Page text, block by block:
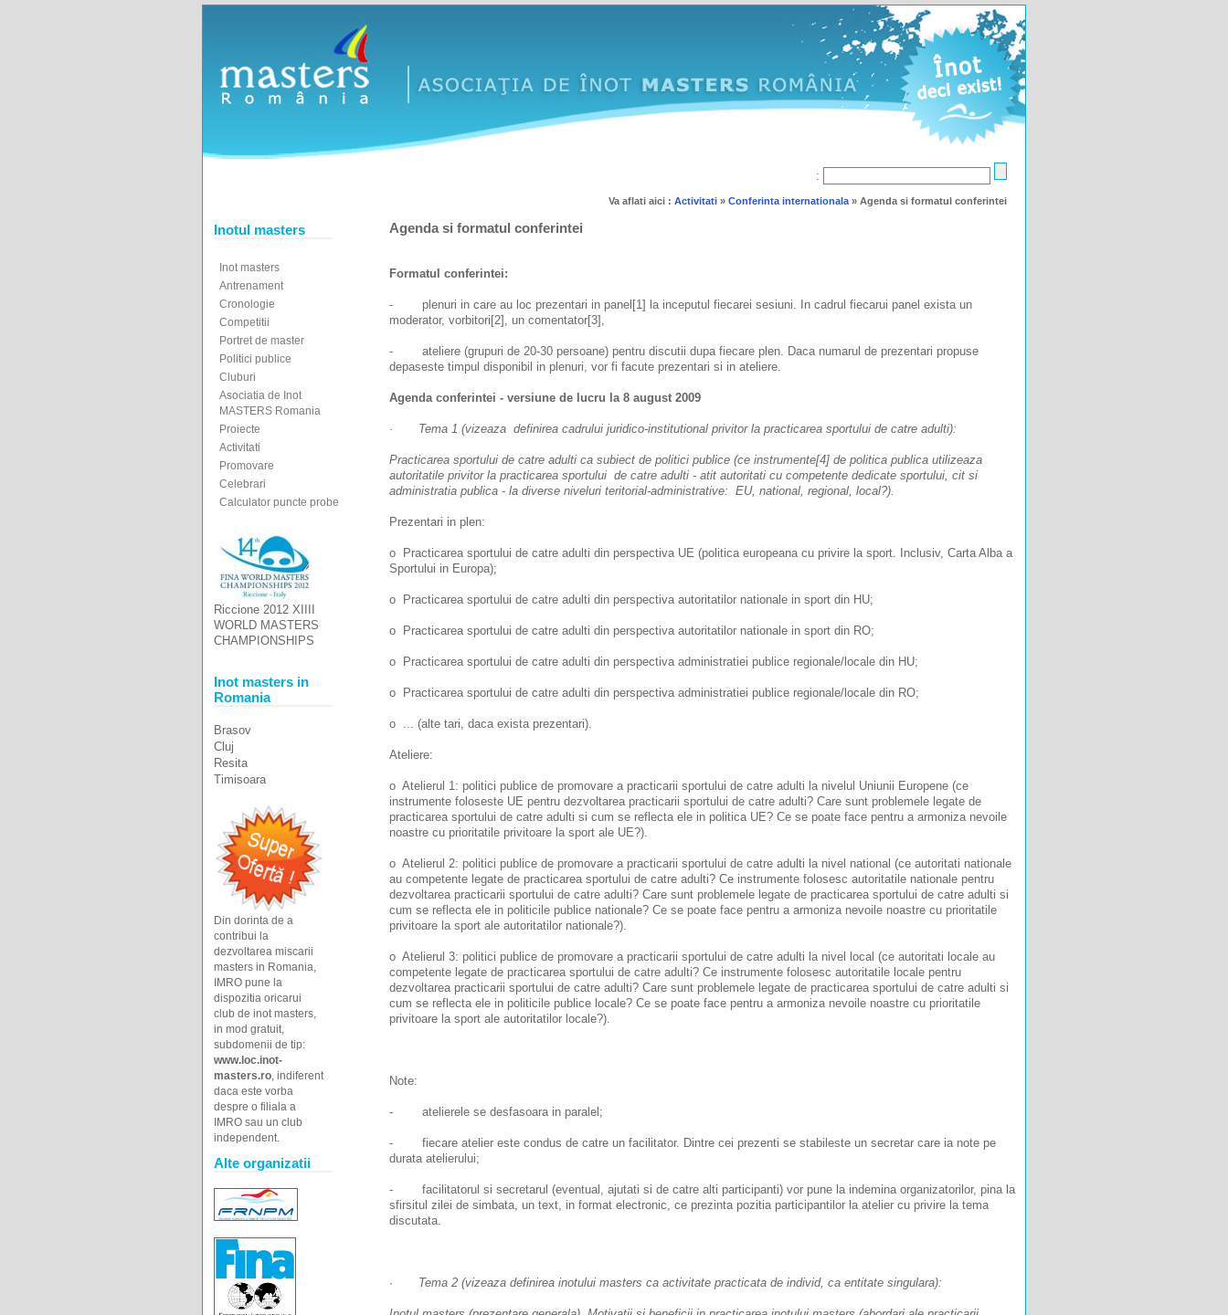
:
Va aflati aici : Activitati » Conferinta internationala » Agenda si formatul conferintei
Inotul masters
Inot masters
Antrenament
Cronologie
Competitii
Portret de master
Politici publice
Cluburi
Asociatia de Inot
MASTERS Romania
Proiecte
Activitati
Promovare
Celebrari
Calculator puncte probe
Riccione 2012 XIIII
WORLD MASTERS
CHAMPIONSHIPS
Inot masters in
Romania
Brasov
Cluj
Resita
Timisoara
Din dorinta de a
contribui la
dezvoltarea miscarii
masters in Romania,
IMRO pune la
dispozitia oricarui
club de inot masters,
in mod gratuit,
subdomenii de tip:
www.loc.inot-
masters.ro , indiferent
daca este vorba
despre o filiala a
IMRO sau un club
independent.
Alte organizatii
Agenda si formatul conferintei
Formatul conferintei:
- plenuri in care au loc prezentari in panel[1] la inceputul fiecarei sesiuni. In cadrul fiecarui panel exista un
moderator, vorbitori[2], un comentator[3],
- ateliere (grupuri de 20-30 persoane) pentru discutii dupa fiecare plen. Daca numarul de prezentari propuse
depaseste timpul disponibil in plenuri, vor fi facute prezentari si in ateliere.
Agenda conferintei - versiune de lucru la 8 august 2009
· Tema 1 (vizeaza definirea cadrului juridico-institutional privitor la practicarea sportului de catre adulti):
Practicarea sportului de catre adulti ca subiect de politici publice (ce instrumente[4] de politica publica utilizeaza
autoritatile privitor la practicarea sportului de catre adulti - atit autoritati cu competente dedicate sportului, cit si
administratia publica - la diverse niveluri teritorial-administrative: EU, national, regional, local?).
Prezentari in plen:
o Practicarea sportului de catre adulti din perspectiva UE (politica europeana cu privire la sport. Inclusiv, Carta Alba a
Sportului in Europa);
o Practicarea sportului de catre adulti din perspectiva autoritatilor nationale in sport din HU;
o Practicarea sportului de catre adulti din perspectiva autoritatilor nationale in sport din RO;
o Practicarea sportului de catre adulti din perspectiva administratiei publice regionale/locale din HU;
o Practicarea sportului de catre adulti din perspectiva administratiei publice regionale/locale din RO;
o ... (alte tari, daca exista prezentari).
Ateliere:
o Atelierul 1: politici publice de promovare a practicarii sportului de catre adulti la nivelul Uniunii Europene (ce
instrumente foloseste UE pentru dezvoltarea practicarii sportului de catre adulti? Care sunt problemele legate de
practicarea sportului de catre adulti si cum se reflecta ele in politica UE? Ce se poate face pentru a armoniza nevoile
noastre cu prioritatile privitoare la sport ale UE?).
o Atelierul 2: politici publice de promovare a practicarii sportului de catre adulti la nivel national (ce autoritati nationale
au competente legate de practicarea sportului de catre adulti? Ce instrumente folosesc autoritatile nationale pentru
dezvoltarea practicarii sportului de catre adulti? Care sunt problemele legate de practicarea sportului de catre adulti si
cum se reflecta ele in politicile publice nationale? Ce se poate face pentru a armoniza nevoile noastre cu prioritatile
privitoare la sport ale autoritatilor nationale?).
o Atelierul 3: politici publice de promovare a practicarii sportului de catre adulti la nivel local (ce autoritati locale au
competente legate de practicarea sportului de catre adulti? Ce instrumente folosesc autoritatile locale pentru
dezvoltarea practicarii sportului de catre adulti? Care sunt problemele legate de practicarea sportului de catre adulti si
cum se reflecta ele in politicile publice locale? Ce se poate face pentru a armoniza nevoile noastre cu prioritatile
privitoare la sport ale autoritatilor locale?).
Note:
- atelierele se desfasoara in paralel;
- fiecare atelier este condus de catre un facilitator. Dintre cei prezenti se stabileste un secretar care ia note pe
durata atelierului;
- facilitatorul si secretarul (eventual, ajutati si de catre alti participanti) vor pune la indemina organizatorilor, pina la
sfirsitul zilei de simbata, un text, in format electronic, ce prezinta pozitia participantilor la atelier cu privire la tema
discutata.
· Tema 2 (vizeaza definirea inotului masters ca activitate practicata de individ, ca entitate singulara):